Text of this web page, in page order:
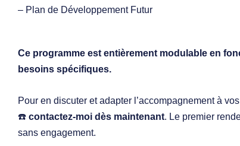
– Plan de Développement Futur
Ce programme est entièrement modulable en
besoins spécifiques.
Pour en discuter et adapter l’accompagnement à
☎️ contactez-moi dès maintenant. Le premier
sans engagement.